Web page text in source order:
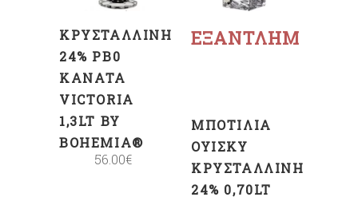
ΚΡΥΣΤΆΛΛΙΝΗ
24% PB0
ΚΑΝΆΤΑ
VICTORIA
1,3LT BY
BOHEMIA®
56.00€
ΕΞΑΝΤΛΗΜΈΝΟ
περισσότερα
ΜΠΟΤΊΛΙΑ
ΟΥΊΣΚΥ
ΚΡΥΣΤΆΛΛΙΝΗ
24% 0,70LT